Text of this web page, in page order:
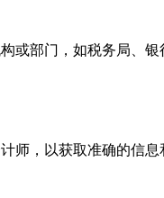
部门，如税务局、银
师，以获取准确的信息